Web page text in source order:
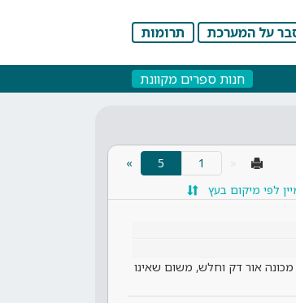
על המערכת תרומות
חנות ספרים מקוונת
5
(current)
»
לפי מיקום בעץ
אור דק וחלש, משום שאינו